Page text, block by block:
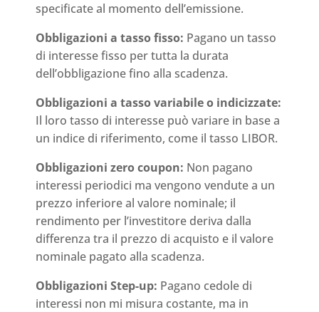
specificate al momento dell’emissione.
Obbligazioni a tasso fisso: Pagano un tasso
di interesse fisso per tutta la durata
dell’obbligazione fino alla scadenza.
Obbligazioni a tasso variabile o indicizzate:
Il loro tasso di interesse può variare in base a
un indice di riferimento, come il tasso LIBOR.
Obbligazioni zero coupon: Non pagano
interessi periodici ma vengono vendute a un
prezzo inferiore al valore nominale; il
rendimento per l’investitore deriva dalla
differenza tra il prezzo di acquisto e il valore
nominale pagato alla scadenza.
Obbligazioni Step-up: Pagano cedole di
interessi non mi misura costante, ma in